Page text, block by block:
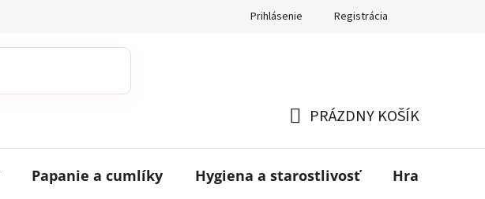
Prihlásenie Registrácia
KOŠÍK
PRÁZDNY KOŠÍK
Papanie a cumlíky Hygiena a starostlivosť Hračky